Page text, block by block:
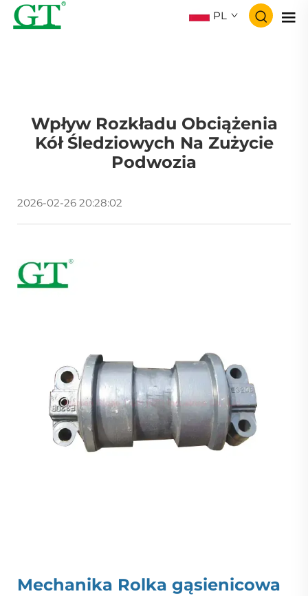
PL
Wpływ Rozkładu Obciążenia
Kół Śledziowych Na Zużycie
Podwozia
2026-02-26 20:28:02
Mechanika Rolka gąsienicowa